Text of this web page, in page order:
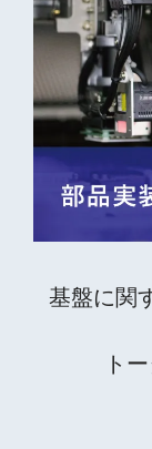
基盤に関
ト